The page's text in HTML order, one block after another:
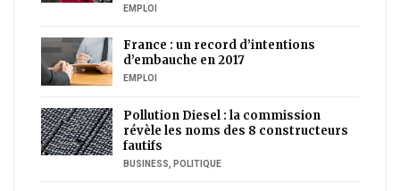
EMPLOI
France : un record d’intentions
d’embauche en 2017
EMPLOI
Pollution Diesel : la commission
révèle les noms des 8 constructeurs
fautifs
BUSINESS POLITIQUE